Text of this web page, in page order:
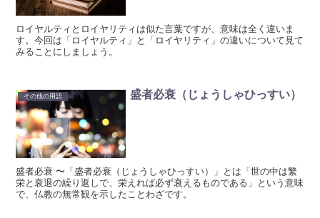
ロイヤルティとロイヤリティは似た言葉ですが、意味は全く違いま
す。今回は「ロイヤルティ」と「ロイヤリティ」の違いについて見て
みることにしましょう。
その他の用語 盛者必衰（じょうしゃひっすい）
盛者必衰 〜「盛者必衰（じょうしゃひっすい）」とは「世の中は繁
栄と衰退の繰り返しで、栄えれば必ず衰えるものである」という意味
で、仏教の無常観を示したことわざです。